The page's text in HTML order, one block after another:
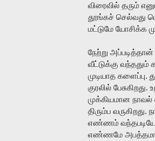
விரைவில் தரும்
தூங்கச் செல்வது
மட்டுமே யோசிக்க
நேற்று அப்படித்தான்
வீட்டுக்கு வந்ததும்
முடியாத களைப்பு.
குரலில் பேசுகிறது.
முக்கியமான நாவல்
திரும்ப வருகிறது.
எண்ணம் வந்தபடியே
எண்ணமே